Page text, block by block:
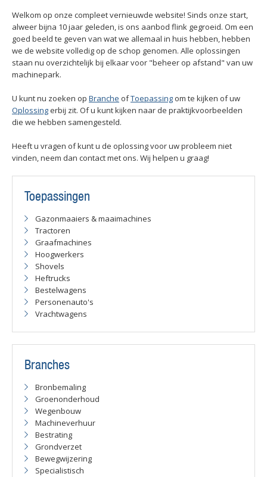
Welkom op onze compleet vernieuwde website! Sinds onze start,
alweer bijna 10 jaar geleden, is ons aanbod flink gegroeid. Om een
goed beeld te geven van wat we allemaal in huis hebben, hebben
we de website volledig op de schop genomen. Alle oplossingen
staan nu overzichtelijk bij elkaar voor "beheer op afstand" van uw
machinepark.
U kunt nu zoeken op Branche ofToepassing om te kijken of uw
Oplossingerbij zit. Of u kunt kijken naar de praktijkvoorbeelden
die we hebben samengesteld.
Heeft u vragen of kunt u de oplossing voor uw probleem niet
vinden, neem dan contact met ons. Wij helpen u graag!
Toepassingen
Gazonmaaiers & maaimachines
Tractoren
Graafmachines
Hoogwerkers
Shovels
Heftrucks
Bestelwagens
Personenauto's
Vrachtwagens
Branches
Bronbemaling
Groenonderhoud
Wegenbouw
Machineverhuur
Bestrating
Grondverzet
Bewegwijzering
Specialistisch